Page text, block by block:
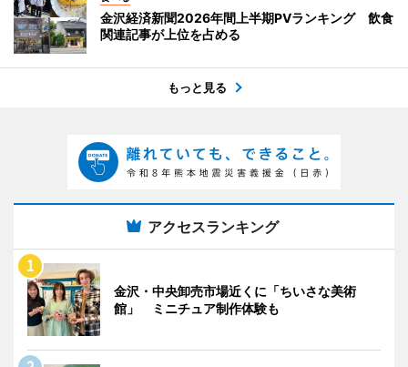
金沢経済新聞2026年間上半期PVランキング 飲食
関連記事が上位を占める
もっと見る
アクセスランキング
金沢・中央卸売市場近くに「ちいさな美術
館」 ミニチュア制作体験も